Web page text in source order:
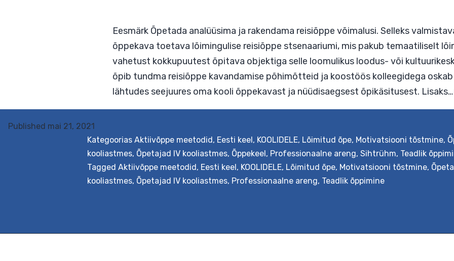
Eesmärk Õpetada analüüsima ja rakendama reisiõppe võimalusi.
õppekava toetava lõimingulise reisiõppe stsenaariumi, mis pakub
vahetust kokkupuutest õpitava objektiga selle loomulikus loodus- või
Published mai 21, 2021
Kategoorias Aktiivõppe meetodid, Eesti keel, KOOLIDELE, Lõimitud õpe, Motivatsiooni tõstmine,
kooliastmes, Õpetajad IV kooliastmes, Õppekeel, Professionaalne areng, Sihtrühm, Teadlik
Tagged Aktiivõppe meetodid, Eesti keel, KOOLIDELE, Lõimitud õpe, Motivatsiooni tõstmine,
kooliastmes, Õpetajad IV kooliastmes, Professionaalne areng, Teadlik õppimine